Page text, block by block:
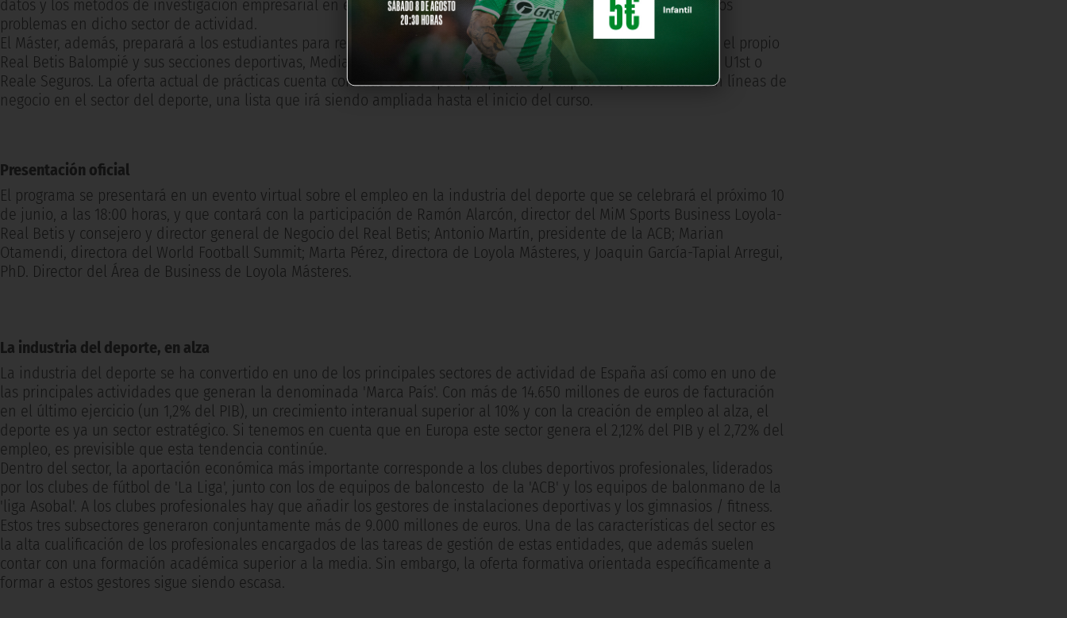
datos y los métodos de investigación empresarial en el deporte, aplicando las herramientas de esos campos a los
problemas en dicho sector de actividad.
El Máster, además, preparará a los estudiantes para realizar prácticas en destacadas compañías del sector como el propio
Real Betis Balompié y sus secciones deportivas, Mediapro, la Liga Endesa-ACB, World Football Summit, BeSoccer, U1st o
Reale Seguros. La oferta actual de prácticas cuenta con más de 25 'sport properties' y empresas que cuentan con líneas de
negocio en el sector del deporte, una lista que irá siendo ampliada hasta el inicio del curso.
Presentación oficial
El programa se presentará en un evento virtual sobre el empleo en la industria del deporte que se celebrará el próximo 10
de junio, a las 18:00 horas, y que contará con la participación de Ramón Alarcón, director del MiM Sports Business Loyola-
Real Betis y consejero y director general de Negocio del Real Betis; Antonio Martín, presidente de la ACB; Marian
Otamendi, directora del World Football Summit; Marta Pérez, directora de Loyola Másteres, y Joaquin García-Tapial Arregui,
PhD. Director del Área de Business de Loyola Másteres.
La industria del deporte, en alza
La industria del deporte se ha convertido en uno de los principales sectores de actividad de España así como en uno de
las principales actividades que generan la denominada 'Marca País'. Con más de 14.650 millones de euros de facturación
en el último ejercicio (un 1,2% del PIB), un crecimiento interanual superior al 10% y con la creación de empleo al alza, el
deporte es ya un sector estratégico. Si tenemos en cuenta que en Europa este sector genera el 2,12% del PIB y el 2,72% del
empleo, es previsible que esta tendencia continúe.
Dentro del sector, la aportación económica más importante corresponde a los clubes deportivos profesionales, liderados
por los clubes de fútbol de 'La Liga', junto con los de equipos de baloncesto de la 'ACB' y los equipos de balonmano de la
'liga Asobal'. A los clubes profesionales hay que añadir los gestores de instalaciones deportivas y los gimnasios / fitness.
Estos tres subsectores generaron conjuntamente más de 9.000 millones de euros. Una de las características del sector es
la alta cualificación de los profesionales encargados de las tareas de gestión de estas entidades, que además suelen
contar con una formación académica superior a la media. Sin embargo, la oferta formativa orientada específicamente a
formar a estos gestores sigue siendo escasa.